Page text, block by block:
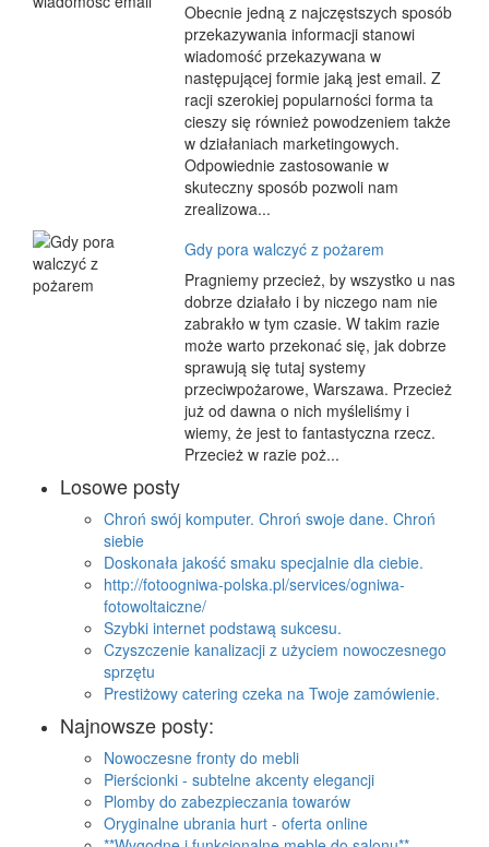
Obecnie jedną z najczęstszych sposób
przekazywania informacji stanowi
wiadomość przekazywana w
następującej formie jaką jest email. Z
racji szerokiej popularności forma ta
cieszy się również powodzeniem także
w działaniach marketingowych.
Odpowiednie zastosowanie w
skuteczny sposób pozwoli nam
zrealizowa...
Gdy pora walczyć z pożarem
Pragniemy przecież, by wszystko u nas
dobrze działało i by niczego nam nie
zabrakło w tym czasie. W takim razie
może warto przekonać się, jak dobrze
sprawują się tutaj systemy
przeciwpożarowe, Warszawa. Przecież
już od dawna o nich myśleliśmy i
wiemy, że jest to fantastyczna rzecz.
Przecież w razie poż...
Losowe posty
Chroń swój komputer. Chroń swoje dane. Chroń
siebie
Doskonała jakość smaku specjalnie dla ciebie.
http://fotoogniwa-polska.pl/services/ogniwa-
fotowoltaiczne/
Szybki internet podstawą sukcesu.
Czyszczenie kanalizacji z użyciem nowoczesnego
sprzętu
Prestiżowy catering czeka na Twoje zamówienie.
Najnowsze posty:
Nowoczesne fronty do mebli
Pierścionki - subtelne akcenty elegancji
Plomby do zabezpieczania towarów
Oryginalne ubrania hurt - oferta online